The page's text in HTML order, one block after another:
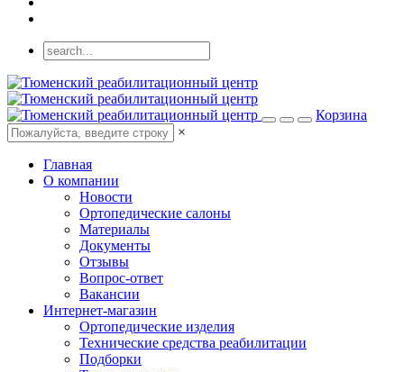
Корзина
×
Главная
О компании
Новости
Ортопедические салоны
Материалы
Документы
Отзывы
Вопрос-ответ
Вакансии
Интернет-магазин
Ортопедические изделия
Технические средства реабилитации
Подборки